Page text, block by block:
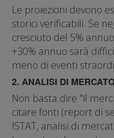
Le proiezioni devono
storici verificabili. Se
cresciuto del 5%
+30% annuo sarà
meno di eventi
2. ANALISI DI
Non basta dire "il
citare fonti (report di
ISTAT, analisi di